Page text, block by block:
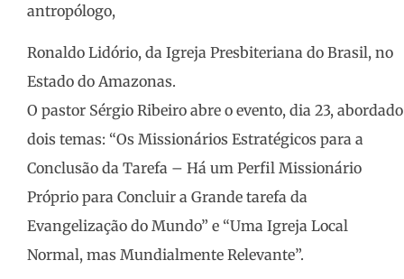
antropólogo,
Ronaldo Lidório, da Igreja Presbiteriana do Brasil, no
Estado do Amazonas.
O pastor Sérgio Ribeiro abre o evento, dia 23, abordado
dois temas: “Os Missionários Estratégicos para a
Conclusão da Tarefa – Há um Perfil Missionário
Próprio para Concluir a Grande tarefa da
Evangelização do Mundo” e “Uma Igreja Local
Normal, mas Mundialmente Relevante”.